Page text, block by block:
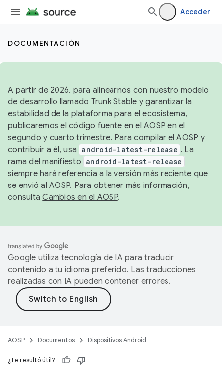
Acceder
DOCUMENTACIÓN
A partir de 2026, para alinearnos con nuestro modelo
de desarrollo llamado Trunk Stable y garantizar la
estabilidad de la plataforma para el ecosistema,
publicaremos el código fuente en el AOSP en el
segundo y cuarto trimestre. Para compilar el AOSP y
contribuir a él, usa android-latest-release . La
rama del manifiesto android-latest-release
siempre hará referencia a la versión más reciente que
se envió al AOSP. Para obtener más información,
consultaCambios en el AOSP.
Google utiliza tecnología de IA para traducir
contenido a tu idioma preferido. Las traducciones
realizadas con IA pueden contener errores.
AOSP Documentos Dispositivos Android
¿Te resultó útil?